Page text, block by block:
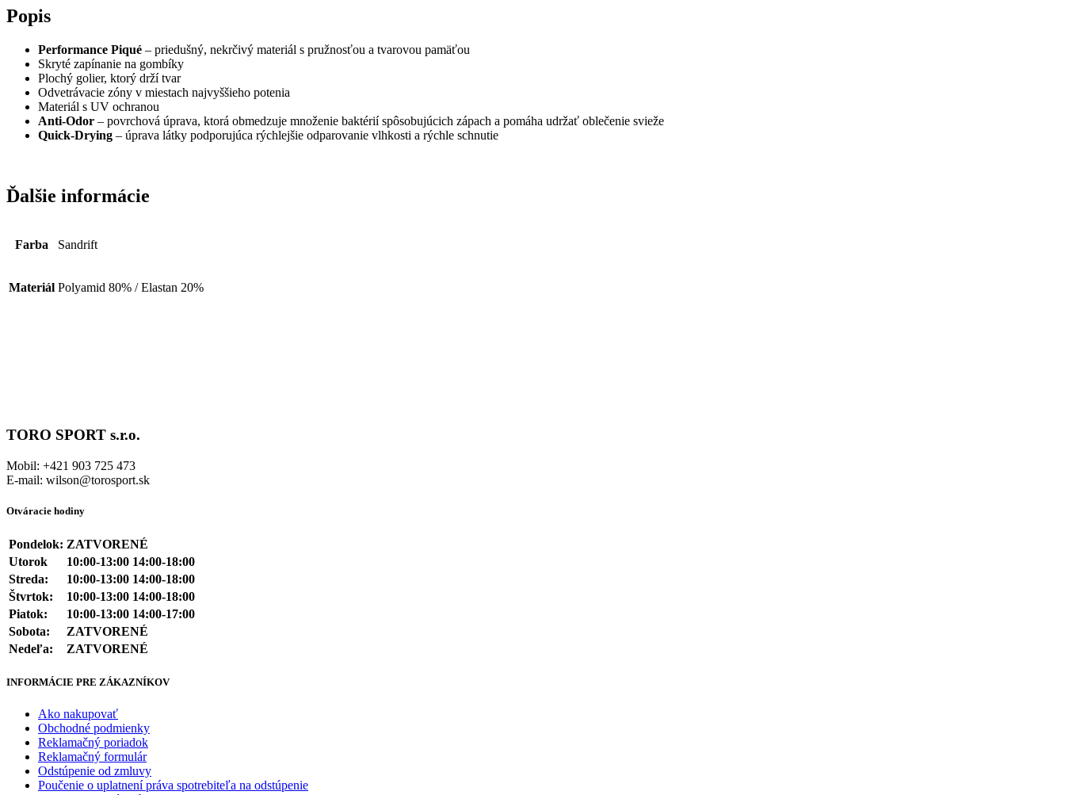
Popis
Performance Piqué – priedušný, nekrčivý materiál s pružnosťou a tvarovou pamäťou
Skryté zapínanie na gombíky
Plochý golier, ktorý drží tvar
Odvetrávacie zóny v miestach najvyššieho potenia
Materiál s UV ochranou
Anti-Odor – povrchová úprava, ktorá obmedzuje množenie baktérií spôsobujúcich zápach a pomáha udržať oblečenie svieže
Quick-Drying – úprava látky podporujúca rýchlejšie odparovanie vlhkosti a rýchle schnutie
Ďalšie informácie
Farba Sandrift
Materiál Polyamid 80% / Elastan 20%
TORO SPORT s.r.o.
Mobil: +421 903 725 473
E-mail: wilson@torosport.sk
Otváracie hodiny
Pondelok: ZATVORENÉ
Utorok
10:00-13:00 14:00-18:00
Streda:
10:00-13:00 14:00-18:00
Štvrtok:
10:00-13:00 14:00-18:00
Piatok:
10:00-13:00 14:00-17:00
Sobota:
ZATVORENÉ
Nedeľa:
ZATVORENÉ
INFORMÁCIE PRE ZÁKAZNÍKOV
Ako nakupovať
Obchodné podmienky
Reklamačný poriadok
Reklamačný formulár
Odstúpenie od zmluvy
Poučenie o uplatnení práva spotrebiteľa na odstúpenie